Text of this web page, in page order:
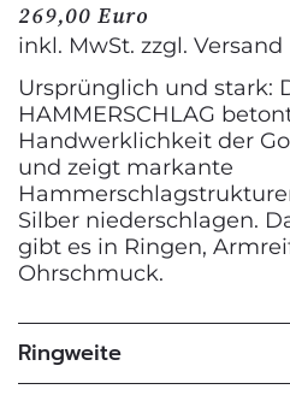
269,00 Euro
inkl. MwSt. zzgl. Versand
Ursprünglich und stark:
HAMMERSCHLAG
Handwerklichkeit der
und zeigt markante
Silber niederschlagen.
gibt es in Ringen,
Ohrschmuck.
Ringweite